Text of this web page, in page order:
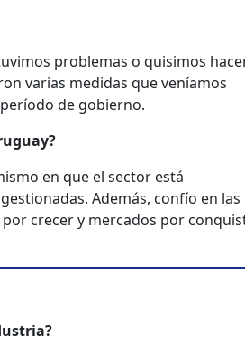
problemas o quisimos
varias medidas que veníamos
de gobierno.
en que el sector está
Además, confío en las
crecer y mercados por